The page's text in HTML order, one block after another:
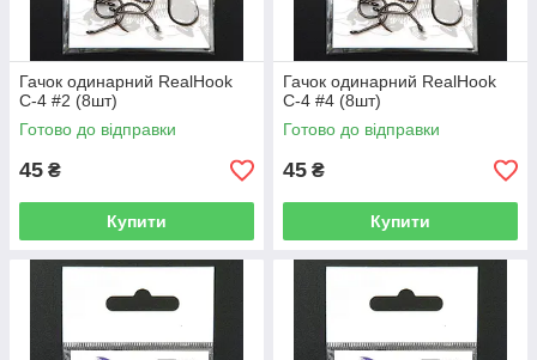
Гачок одинарний RealHook
C-4 #2 (8шт)
Готово до відправки
45 ₴
Купити
Гачок одинарний RealHook
C-4 #4 (8шт)
Готово до відправки
45 ₴
Купити